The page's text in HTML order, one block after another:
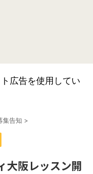
広告を使用してい
集告知 >
大阪レッスン開